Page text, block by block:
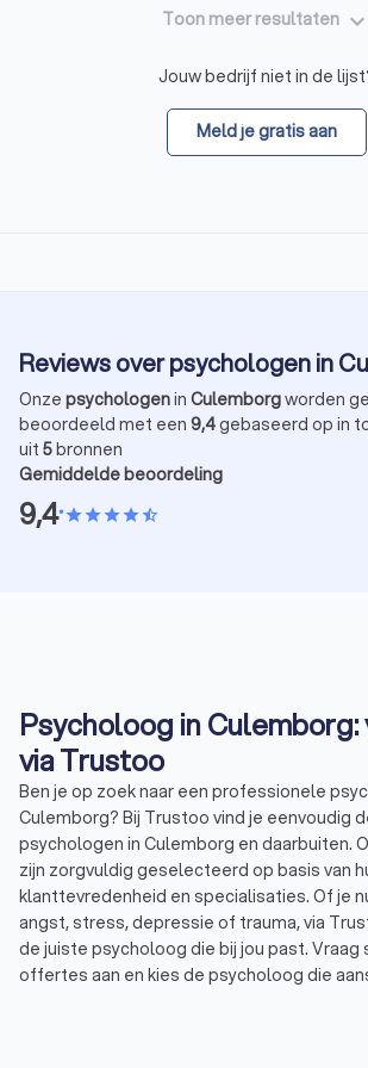
Toon meer resultaten keyboard_arrow_down
Jouw bedrijf niet in de
Meld je gratis aan
Reviews over psychologen in
Onze psychologenin Culemborgworden
beoordeeld met een 9,4gebaseerd op in
uit 5bronnen
Gemiddelde beoordeling
9,4•starstarstarstarstar_half
Psycholoog in Culemborg:
via Trustoo
Ben je op zoek naar een professionele
Culemborg? Bij Trustoo vind je eenvoudig
psychologen in Culemborg en daarbuiten.
zijn zorgvuldig geselecteerd op basis van
klanttevredenheid en specialisaties. Of je
angst, stress, depressie of trauma, via
de juiste psycholoog die bij jou past. Vraag
offertes aan en kies de psycholoog die